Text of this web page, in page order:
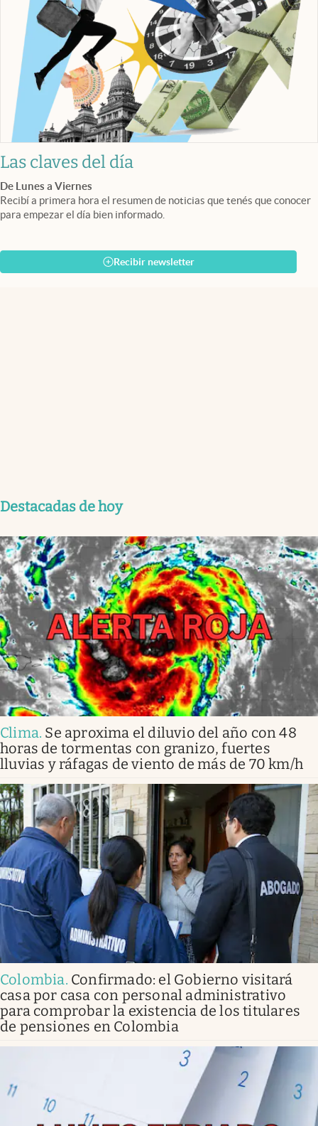
Las claves del día
De Lunes a Viernes
Recibí a primera hora el resumen de noticias que tenés que conocer
para empezar el día bien informado.
Recibir newsletter
Destacadas de hoy
Clima. Se aproxima el diluvio del año con 48
horas de tormentas con granizo, fuertes
lluvias y ráfagas de viento de más de 70 km/h
Colombia. Confirmado: el Gobierno visitará
casa por casa con personal administrativo
para comprobar la existencia de los titulares
de pensiones en Colombia